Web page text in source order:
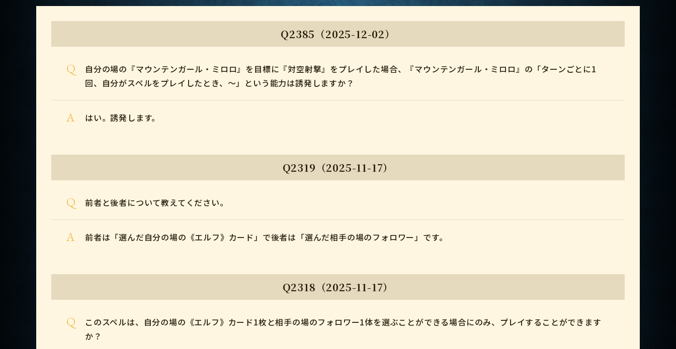
Q2385（2025-12-02）
Q
自分の場の『マウンテンガール・ミロロ』を目標に『対空射撃』をプレイした場合、『マウンテンガール・ミロロ』の「ターンごとに1
回、自分がスペルをプレイしたとき、～」という能力は誘発しますか？
A はい。誘発します。
Q2319（2025-11-17）
Q 前者と後者について教えてください。
A 前者は「選んだ自分の場の《エルフ》カード」で後者は「選んだ相手の場のフォロワー」です。
Q2318（2025-11-17）
Q
このスペルは、自分の場の《エルフ》カード1枚と相手の場のフォロワー1体を選ぶことができる場合にのみ、プレイすることができます
か？